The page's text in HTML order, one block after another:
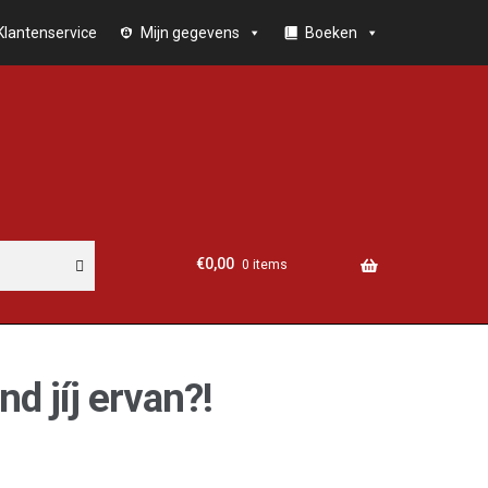
Mijn gegevens Boeken
€0,00 0 items
jíj ervan?!